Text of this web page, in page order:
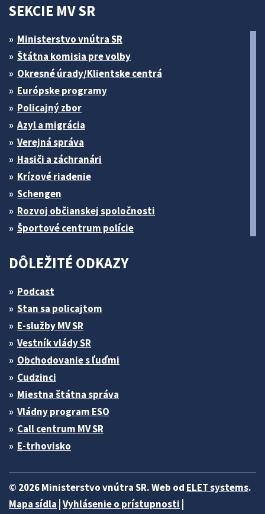
SEKCIE MV SR
Ministerstvo vnútra SR
Štátna komisia pre volby
Okresné úrady/Klientske centrá
Európske programy
Policajný zbor
Azyl a migrácia
Verejná správa
Hasiči a záchranári
Krízové riadenie
Schengen
Rozvoj občianskej spoločnosti
Športové centrum polície
DÔLEŽITÉ ODKAZY
Podcast
Stan sa policajtom
E-služby MV SR
Vestník vlády SR
Obchodovanie s ľuďmi
Cudzinci
Miestna štátna správa
Vládny program ESO
Call centrum MV SR
E-trhovisko
© 2026 Ministerstvo vnútra SR. Web od ELET systems.
Mapa sídla Vyhlásenie o prístupnosti